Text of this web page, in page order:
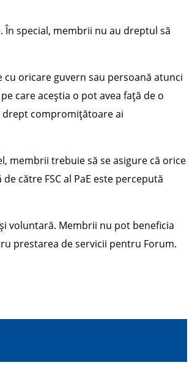
special, membrii nu au dreptul să
oricare guvern sau persoană atunci
care aceștia o pot avea față de o
drept compromițătoare ai
membrii trebuie să se asigure că orice
către FSC al PaE este percepută
voluntară. Membrii nu pot beneficia
prestarea de servicii pentru Forum.